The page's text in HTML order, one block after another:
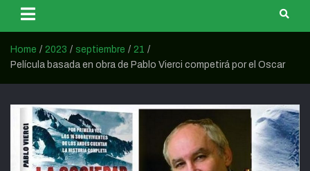
Home 2023 septiembre
21
Película basada en obra de Pablo Vierci competirá por el Oscar